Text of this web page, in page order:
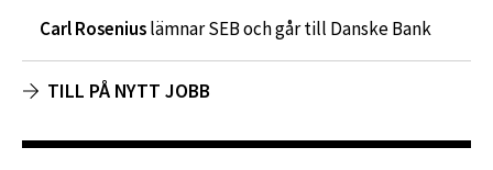
Carl Roseniuslämnar SEB och går till Danske Bank
TILL PÅ NYTT JOBB